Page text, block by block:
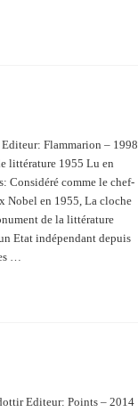
Flammarion – 1998
littérature 1955 Lu en
Considéré comme le chef-
Nobel en 1955, La cloche
de la littérature
Etat indépendant depuis
…
Editeur: Points – 2014